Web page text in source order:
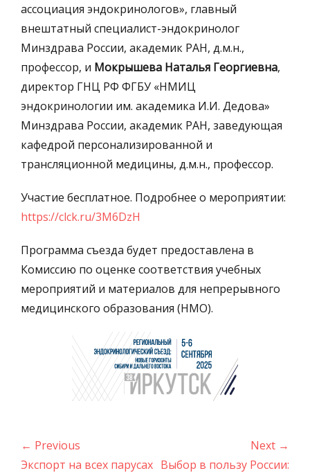
ассоциация эндокринологов», главный
внештатный специалист-эндокринолог
Минздрава России, академик РАН, д.м.н.,
профессор, и Мокрышева Наталья Георгиевна,
директор ГНЦ РФ ФГБУ «НМИЦ
эндокринологии им. академика И.И. Дедова»
Минздрава России, академик РАН, заведующая
кафедрой персонализированной и
трансляционной медицины, д.м.н., профессор.
Участие бесплатное. Подробнее о мероприятии:
https://clck.ru/3M6DzH
Программа съезда будет предоставлена в
Комиссию по оценке соответствия учебных
мероприятий и материалов для непрерывного
медицинского образования (НМО).
Навигация
по
← Previous
Previous
Экспорт на всех парусах
Next →
Next
Выбор в пользу России: